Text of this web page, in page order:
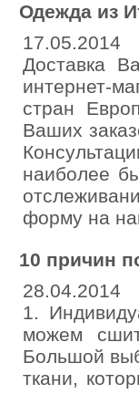
Одежда из
17.05.2014
Доставка
интернет-
стран
Ваших
наиболее
форму на
10 причин
28.04.2014
1.
можем
Большой
ткани,